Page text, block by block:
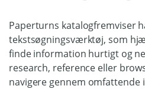
Paperturns katalogfremviser
tekstsøgningsværktøj, som
finde information hurtigt og
research, reference eller
navigere gennem omfattende